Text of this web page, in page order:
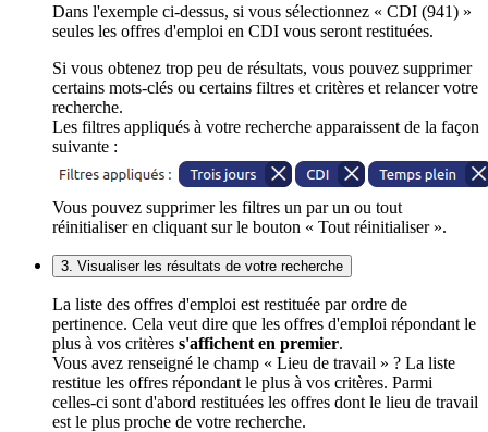
Dans l'exemple ci-dessus, si vous sélectionnez « CDI (941) »
seules les offres d'emploi en CDI vous seront restituées.
Si vous obtenez trop peu de résultats, vous pouvez supprimer
certains mots-clés ou certains filtres et critères et relancer votre
recherche.
Les filtres appliqués à votre recherche apparaissent de la façon
suivante :
Vous pouvez supprimer les filtres un par un ou tout
réinitialiser en cliquant sur le bouton « Tout réinitialiser ».
3. Visualiser les résultats de votre recherche
La liste des offres d'emploi est restituée par ordre de
pertinence. Cela veut dire que les offres d'emploi répondant le
plus à vos critères s'affichent en premier.
Vous avez renseigné le champ « Lieu de travail » ? La liste
restitue les offres répondant le plus à vos critères. Parmi
celles-ci sont d'abord restituées les offres dont le lieu de travail
est le plus proche de votre recherche.